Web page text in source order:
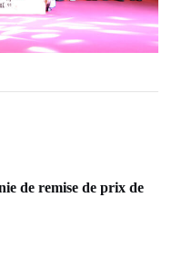
de remise de prix de